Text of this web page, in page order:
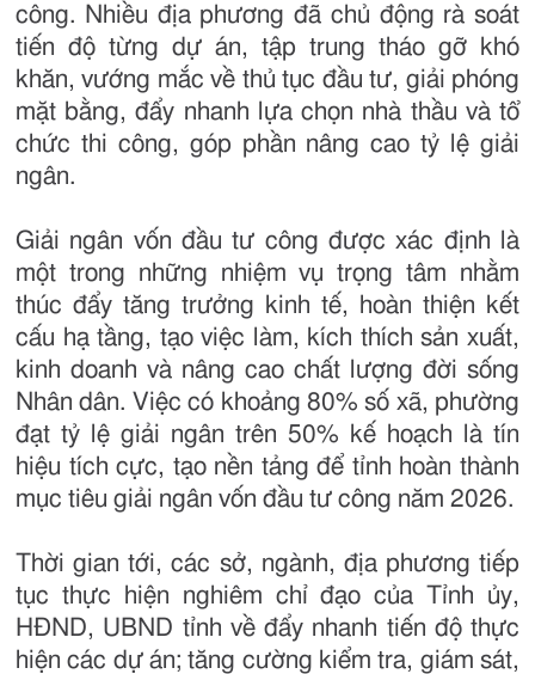
công. Nhiều địa phương đã chủ động rà soát
tiến độ từng dự án, tập trung tháo gỡ khó
khăn, vướng mắc về thủ tục đầu tư, giải phóng
mặt bằng, đẩy nhanh lựa chọn nhà thầu và tổ
chức thi công, góp phần nâng cao tỷ lệ giải
ngân.
Giải ngân vốn đầu tư công được xác định là
một trong những nhiệm vụ trọng tâm nhằm
thúc đẩy tăng trưởng kinh tế, hoàn thiện kết
cấu hạ tầng, tạo việc làm, kích thích sản xuất,
kinh doanh và nâng cao chất lượng đời sống
Nhân dân. Việc có khoảng 80% số xã, phường
đạt tỷ lệ giải ngân trên 50% kế hoạch là tín
hiệu tích cực, tạo nền tảng để tỉnh hoàn thành
mục tiêu giải ngân vốn đầu tư công năm 2026.
Thời gian tới, các sở, ngành, địa phương tiếp
tục thực hiện nghiêm chỉ đạo của Tỉnh ủy,
HĐND, UBND tỉnh về đẩy nhanh tiến độ thực
hiện các dự án; tăng cường kiểm tra, giám sát,